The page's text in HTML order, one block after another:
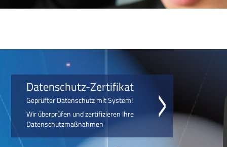
Datenschutz-Zertifikat
Geprüfter Datenschutz mit System!
Wir überprüfen und zertifizieren Ihre
Datenschutzmaßnahmen